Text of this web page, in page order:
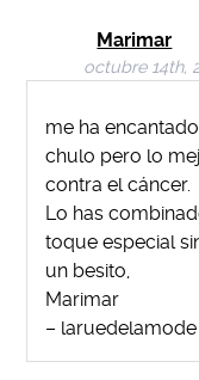
Marimar
octubre 14th,
me ha
chulo pero lo
contra el cáncer.
Lo has
toque especial
un besito,
Marimar
– laruedelamode